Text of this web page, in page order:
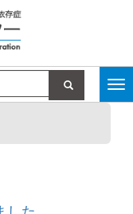
検索